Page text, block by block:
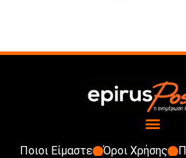
Ποιοι Είμαστε Όροι Χρήσης